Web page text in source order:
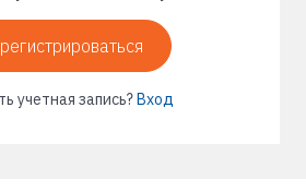
учетная запись?Вход